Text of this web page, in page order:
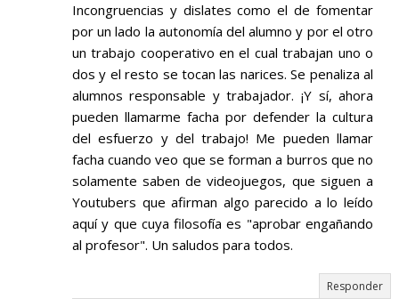
Incongruencias y dislates como el de fomentar
por un lado la autonomía del alumno y por el otro
un trabajo cooperativo en el cual trabajan uno o
dos y el resto se tocan las narices. Se penaliza al
alumnos responsable y trabajador. ¡Y sí, ahora
pueden llamarme facha por defender la cultura
del esfuerzo y del trabajo! Me pueden llamar
facha cuando veo que se forman a burros que no
solamente saben de videojuegos, que siguen a
Youtubers que afirman algo parecido a lo leído
aquí y que cuya filosofía es "aprobar engañando
al profesor". Un saludos para todos.
Responder